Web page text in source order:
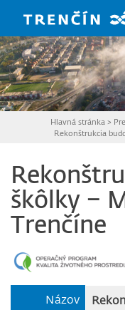
Hlavná stránka >
Rekonštrukcia
škôlky –
Trenčíne
Názov